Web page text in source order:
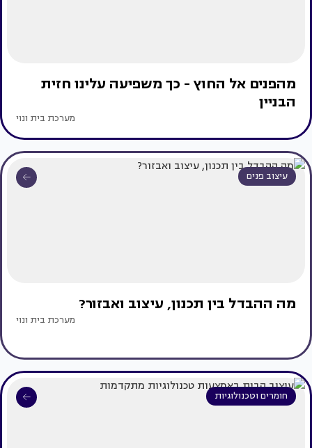
מהפנים אל החוץ - כך משפיעה עלינו חזית
הבניין
מערכת בית ונוי
עיצוב פנים
מה ההבדל בין תכנון, עיצוב ואבזור?
מערכת בית ונוי
חומרים וטכנולוגיות